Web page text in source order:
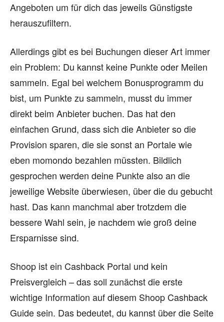
Angeboten um für dich das jeweils Günstigste
herauszufiltern.
Allerdings gibt es bei Buchungen dieser Art immer
ein Problem: Du kannst keine Punkte oder Meilen
sammeln. Egal bei welchem Bonusprogramm du
bist, um Punkte zu sammeln, musst du immer
direkt beim Anbieter buchen. Das hat den
einfachen Grund, dass sich die Anbieter so die
Provision sparen, die sie sonst an Portale wie
eben momondo bezahlen müssten. Bildlich
gesprochen werden deine Punkte also an die
jeweilige Website überwiesen, über die du gebucht
hast. Das kann manchmal aber trotzdem die
bessere Wahl sein, je nachdem wie groß deine
Ersparnisse sind.
Shoop ist ein Cashback Portal und kein
Preisvergleich – das soll zunächst die erste
wichtige Information auf diesem Shoop Cashback
Guide sein. Das bedeutet, du kannst über die Seite